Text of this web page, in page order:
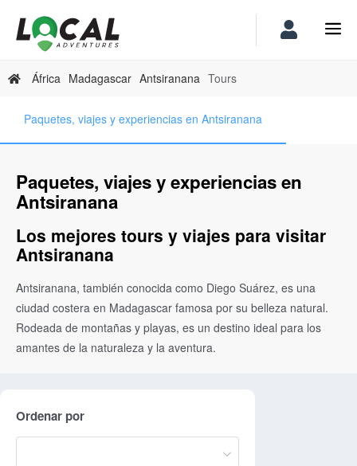
África Madagascar Antsiranana Tours
Paquetes, viajes y experiencias en Antsiranana
Paquetes, viajes y experiencias en
Antsiranana
Los mejores tours y viajes para visitar
Antsiranana
Antsiranana, también conocida como Diego Suárez, es una
ciudad costera en Madagascar famosa por su belleza natural.
Rodeada de montañas y playas, es un destino ideal para los
amantes de la naturaleza y la aventura.
Ordenar por